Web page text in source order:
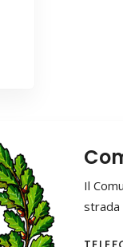
Il
strada